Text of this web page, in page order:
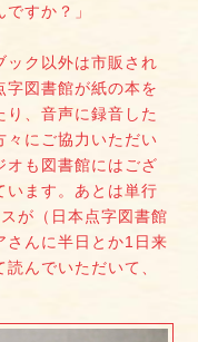
すか？」
ック以外は市販され
字図書館が紙の本を
、音声に録音した
々にご協力いただい
オも図書館にはござ
います。あとは単行
が（日本点字図書館
さんに半日とか1日来
んでいただいて、